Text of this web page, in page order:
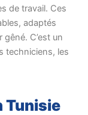
de travail. Ces
adaptés
C’est un
techniciens, les
Tunisie